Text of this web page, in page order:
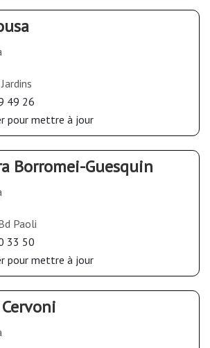
49 26
pour mettre à jour
Borromei-Guesquin
Paoli
33 50
pour mettre à jour